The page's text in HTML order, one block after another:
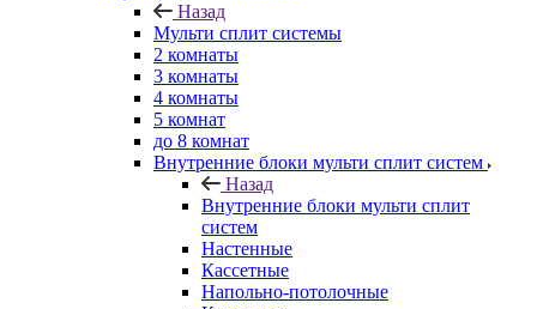
Назад
Мульти сплит системы
2 комнаты
3 комнаты
4 комнаты
5 комнат
до 8 комнат
Внутренние блоки мульти сплит систем
Назад
Внутренние блоки мульти сплит
систем
Настенные
Кассетные
Напольно-потолочные